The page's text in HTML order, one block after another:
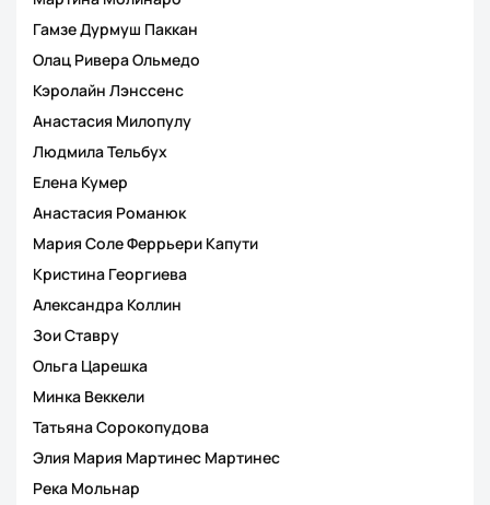
Гамзе Дурмуш Паккан
Олац Ривера Ольмедо
Кэролайн Лэнссенс
Анастасия Милопулу
Людмила Тельбух
Елена Кумер
Анастасия Романюк
Мария Соле Феррьери Капути
Кристина Георгиева
Александра Коллин
Зои Ставру
Ольга Царешка
Минка Веккели
Татьяна Сорокопудова
Элия Мария Мартинес Мартинес
Река Мольнар